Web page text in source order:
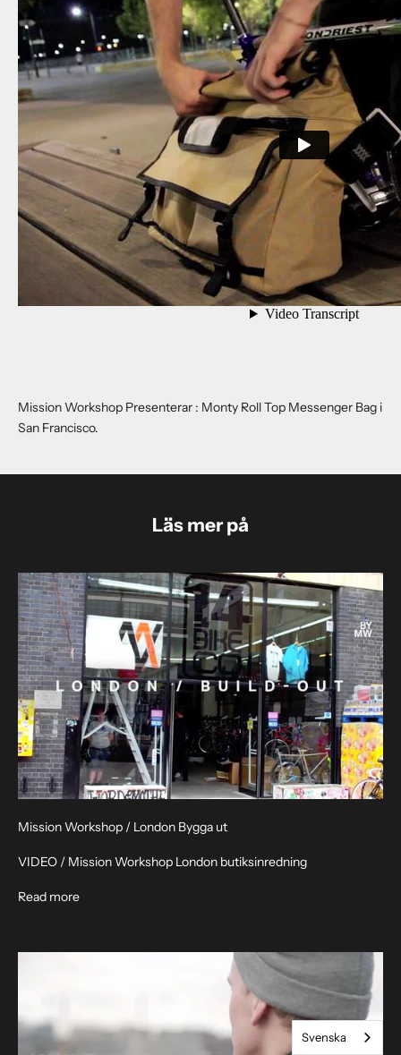
Mission Workshop Presenterar : Monty Roll Top Messenger Bag i
San Francisco.
Läs mer på
Mission Workshop / London Bygga ut
VIDEO / Mission Workshop London butiksinredning
Read moreAbout Mission Workshop / London Build Out
Svenska